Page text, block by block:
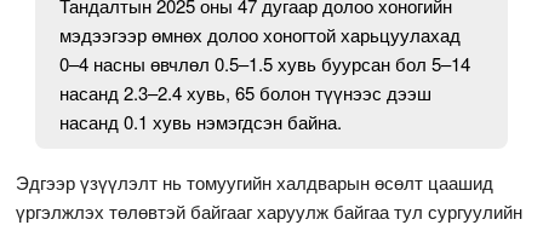
Тандалтын 2025 оны 47 дугаар долоо хоногийн
мэдээгээр өмнөх долоо хоногтой харьцуулахад
0–4 насны өвчлөл 0.5–1.5 хувь буурсан бол 5–14
насанд 2.3–2.4 хувь, 65 болон түүнээс дээш
насанд 0.1 хувь нэмэгдсэн байна.
Эдгээр үзүүлэлт нь томуугийн халдварын өсөлт цаашид
үргэлжлэх төлөвтэй байгааг харуулж байгаа тул сургуулийн